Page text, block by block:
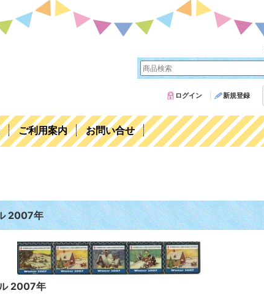
ログイン 新規登録
ご利用案内 お問い合せ
2007年
2007年